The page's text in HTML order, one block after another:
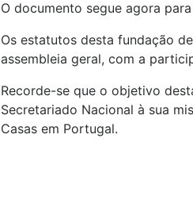
O documento segue agora
Os estatutos desta fundação
assembleia geral, com a
Recorde-se que o objetivo
Secretariado Nacional à sua
Casas em Portugal.